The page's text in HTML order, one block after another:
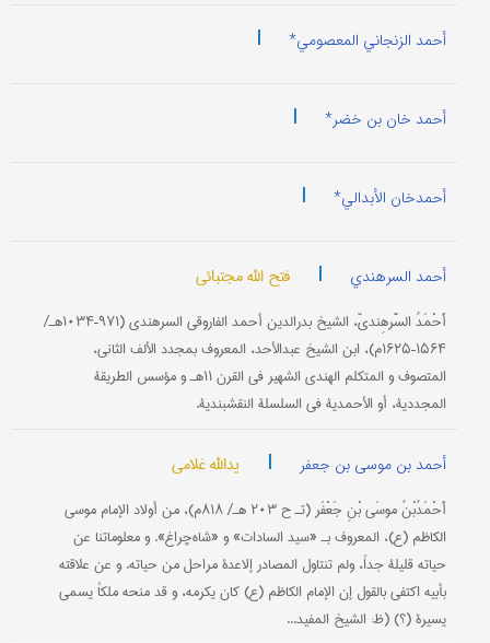
أحمد الزنجاني المعصومي* |
أحمد خان بن خضر* |
أحمدخان الأبدالي* |
أحمد السرهندي | فتح الله مجتبائي
أَحْمَدُ السَّرهِنديّ، الشیخ بدرالدین أحمد الفاروقي السرهندي (۹۷۱–۱۰۳۴هـ/
۱۵۶۴–۱۶۲۵م)، ابن الشیخ عبدالأحد، المعروف بمجدد الألف الثاني،
المتصوف و المتکلم الهندي الشهیر في القرن ۱۱هـ و مؤسس الطریقة
المجددیة، أو الأحمدیة في السلسلة النقشبندیة.
أحمد بن موسی بن جعفر | یدالله غلامی
أَحْمَدُبْنُ موسَی بْنِ جَعْفَر (تـ ح ۲۰۳ هـ/ ۸۱۸م)، من أولاد الإمام موسی
الکاظم (ع)، المعروف بـ «سید السادات» و «شاه‌چراغ». و معلوماتنا عن
حیاته قلیلة جداً، ولم تنتاول المصادر إلاعدة مراحل من حیاته. و عن علاقته
بأبیه اکتفي بالقول إن الإمام الکاظم (ع) کان یکرمه، و قد منحه ملکاً یسمی
یسیرة (؟) (ظ: الشیخ المفید...